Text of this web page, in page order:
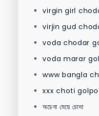
virgin girl
virjin gud
voda chodar
voda marar
www bangla
xxx choti golpo
অচেনা মেয়ে চোদা